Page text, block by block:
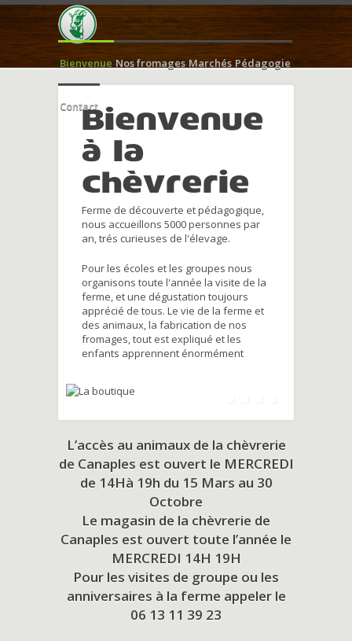
Bienvenue Nos fromages Marchés Pédagogie
ContactBienvenue
à la
chèvrerie
Ferme de découverte et pédagogique,
nous accueillons 5000 personnes par
an, trés curieuses de l'élevage.
Pour les écoles et les groupes nous
organisons toute l'année la visite de la
ferme, et une dégustation toujours
apprécié de tous. Le vie de la ferme et
des animaux, la fabrication de nos
fromages, tout est expliqué et les
enfants apprennent énormément
L’accès au animaux de la chèvrerie
de Canaples est ouvert le MERCREDI
de 14Hà 19h du 15 Mars au 30
Octobre
Le magasin de la chèvrerie de
Canaples est ouvert toute l’année le
MERCREDI 14H 19H
Pour les visites de groupe ou les
anniversaires à la ferme appeler le
06 13 11 39 23